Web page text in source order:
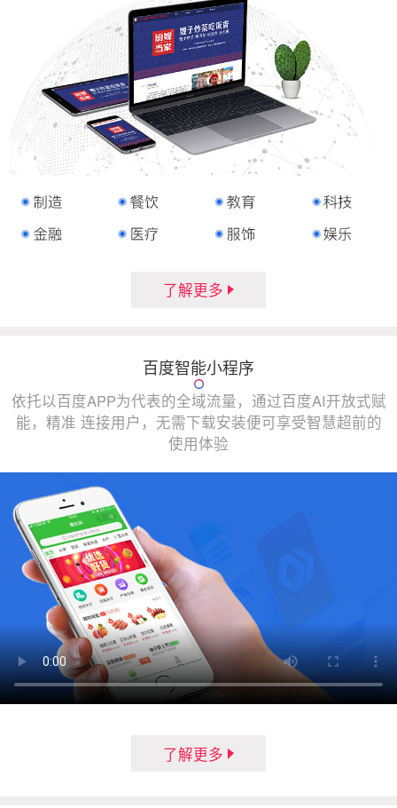
了解更多
百度智能小程序
依托以百度APP为代表的全域流量，通过百度AI开放式赋
能，精准 连接用户，无需下载安装便可享受智慧超前的
使用体验
了解更多